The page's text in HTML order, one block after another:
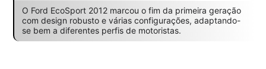
O Ford EcoSport 2012 marcou o fim da primeira geração
com design robusto e várias configurações, adaptando-
se bem a diferentes perfis de motoristas.